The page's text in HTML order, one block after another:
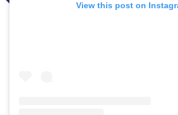
View this post on